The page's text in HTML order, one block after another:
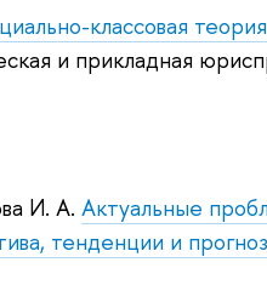
классовая
и прикладная
И. А. Актуальные
тенденции и